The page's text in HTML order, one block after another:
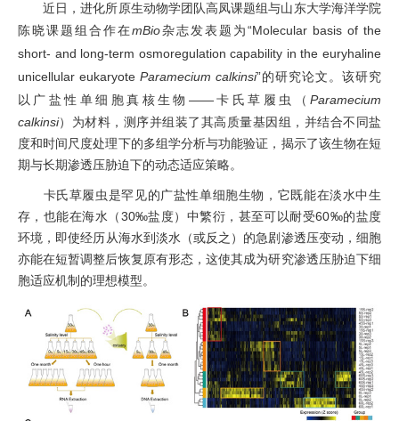
近日 ，进化所原生动物学团队高凤课题组与山东大学海洋学院
陈晓课题组合作在mBio杂志发表题为“Molecular basis of the
short- and long-term osmoregulation capability in the euryhaline
unicellular eukaryote Paramecium calkinsi”的研究论文。该研究
以广盐性单细胞真核生物 ——卡 氏草履虫（Paramecium
calkinsi）为材料， 测序并组装了其高质量基因组，并结合不同盐
度和时间尺度处理下的多组学分析与功能验证，揭示了该生物在短
期与长期渗透压胁迫下的动态适应策略。
卡氏草履虫是罕见的广盐性单细胞生物 ，它既能在淡水中生
存，也能在海水 （30‰盐度） 中繁衍， 甚至可以耐受60‰的盐度
环境， 即使经历从海水到淡水（或反之）的急剧渗透压变动，细胞
亦能在短暂调整后恢复原有形态 ，这使其成为研究渗透压胁迫下细
胞适应机制的理想模型。